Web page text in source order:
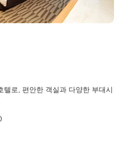
로, 편안한 객실과 다양한 부대시